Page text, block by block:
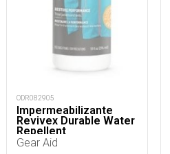
ODR082905
Impermeabilizante
Revivex Durable Water
Repellent
Gear Aid